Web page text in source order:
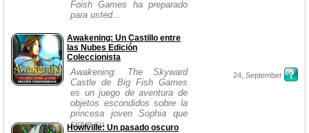
Foish Games ha preparado
para usted...
Awakening: Un Castillo entre
las Nubes Edición
Coleccionista
Awakening: The Skyward
Castle de Big Fish Games
es un juego de aventura de
objetos escondidos sobre la
princesa joven Sophia que
sigue su...
24, September
Howlville: Un pasado oscuro